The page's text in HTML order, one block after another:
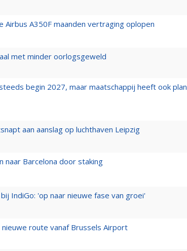
Airbus A350F maanden vertraging oplopen
met minder oorlogsgeweld
begin 2027, maar maatschappij heeft ook plan
aan aanslag op luchthaven Leipzig
naar Barcelona door staking
IndiGo: 'op naar nieuwe fase van groei'
route vanaf Brussels Airport